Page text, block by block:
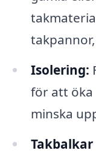
Isolering:
för att
minska